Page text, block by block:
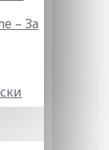
– За